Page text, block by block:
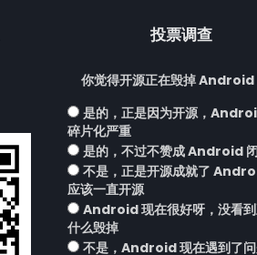
投票调查
你觉得开源正在毁掉 Android
是的，正是因为开源，
碎片化严重
是的，不过不赞成 Android
不是，正是开源成就了
应该一直开源
Android 现在很好呀，没看
什么毁掉
不是，Android 现在遇到了